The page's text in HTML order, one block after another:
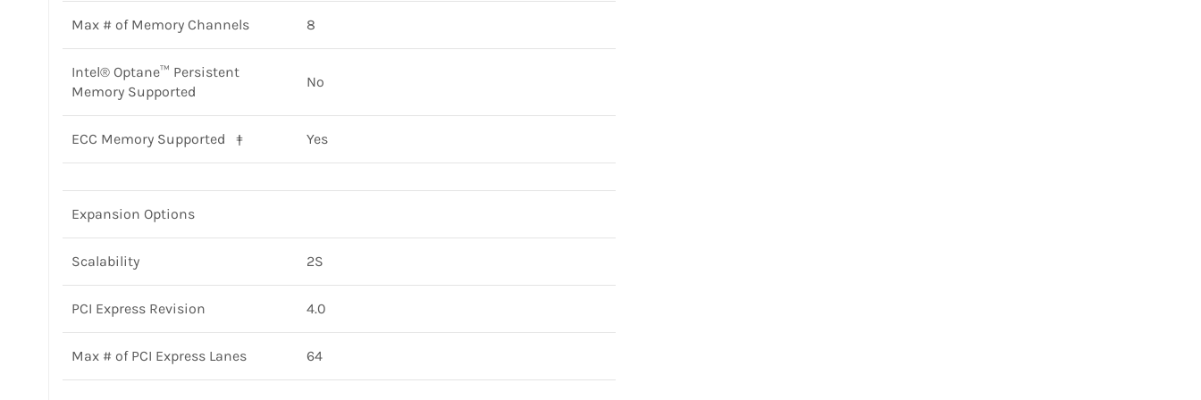
Max # of Memory Channels 8
Intel® Optane™ Persistent
Memory Supported
No
ECC Memory Supported ‡ Yes
Expansion Options
Scalability 2S
PCI Express Revision 4.0
Max # of PCI Express Lanes 64